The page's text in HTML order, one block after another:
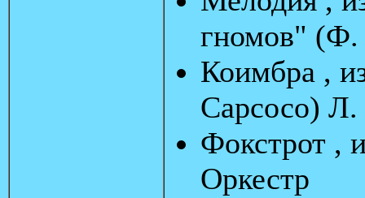
гномов" (Ф.
Коимбра ,
Сарсосо) Л.
Фокстрот ,
Оркестр